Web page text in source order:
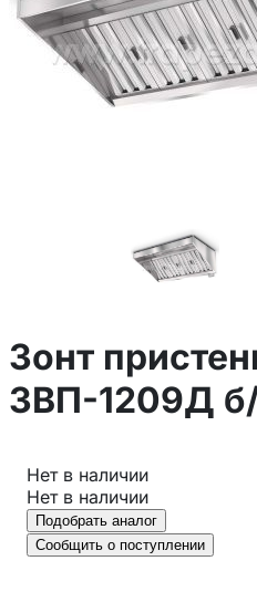
Зонт
ЗВП-1209Д
Нет в наличии
Нет в наличии
Подобрать аналог
Сообщить о поступлении